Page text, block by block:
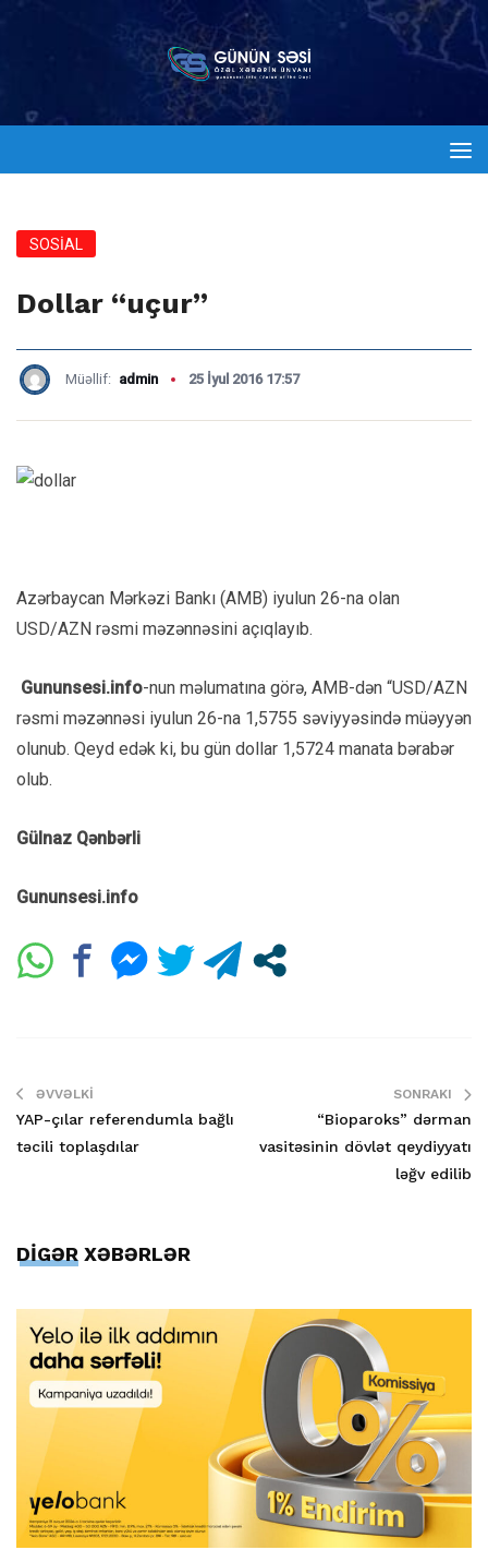
SOSİAL
Dollar “uçur”
Müəllif: admin 25 İyul 2016 17:57
Azərbaycan Mərkəzi Bankı (AMB) iyulun 26-na olan
USD/AZN rəsmi məzənnəsini açıqlayıb.
Gununsesi.info-nun məlumatına görə, AMB-dən “USD/AZN
rəsmi məzənnəsi iyulun 26-na 1,5755 səviyyəsində müəyyən
olunub. Qeyd edək ki, bu gün dollar 1,5724 manata bərabər
olub.
Gülnaz Qənbərli
Gununsesi.info
ƏVVƏLKI
YAP-çılar referendumla bağlı
təcili toplaşdılar
SONRAKI
“Bioparoks” dərman
vasitəsinin dövlət qeydiyyatı
ləğv edilib
DİGƏR XƏBƏRLƏR